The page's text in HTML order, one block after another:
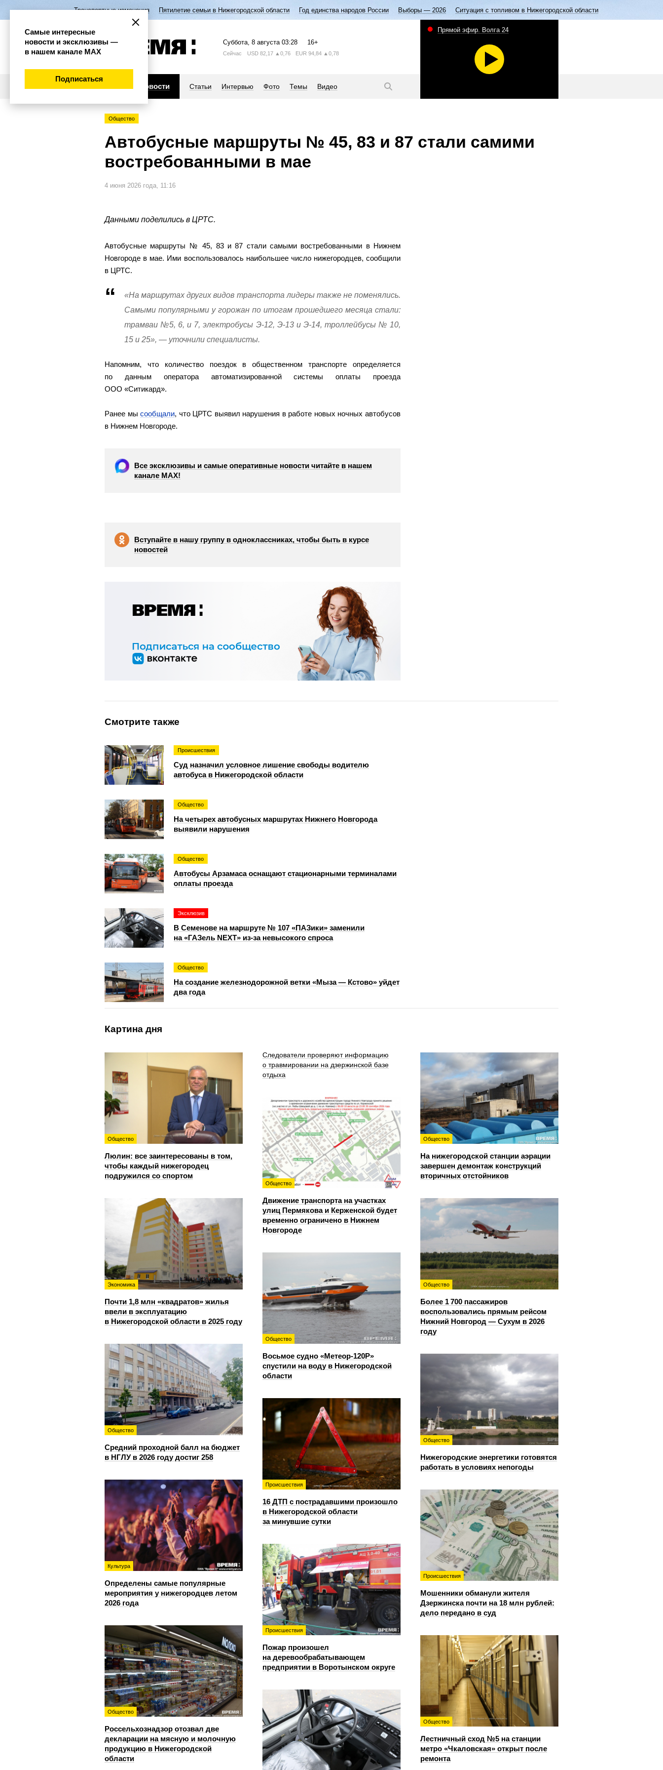
Транспортные изменения Пятилетие семьи в Нижегородской области Год единства народов России Выборы — 2026 Ситуация с топливом в Нижегородской области
Суббота, 8 августа 03:28 16+
Сейчас USD 82,17 ▲0,76 EUR 94,84 ▲0,78
Новости Статьи Интервью Фото Темы Видео
Прямой эфир. Волга 24
Общество
Автобусные маршруты № 45, 83 и 87 стали самими
востребованными в мае
4 июня 2026 года, 11:16
Данными поделились в ЦРТС.
Автобусные маршруты № 45, 83 и 87 стали самыми востребованными в Нижнем
Новгороде в мае. Ими воспользовалось наибольшее число нижегородцев, сообщили
в ЦРТС.
«На маршрутах других видов транспорта лидеры также не поменялись.
Самыми популярными у горожан по итогам прошедшего месяца стали:
трамваи №5, 6, и 7, электробусы Э-12, Э-13 и Э-14, троллейбусы № 10,
15 и 25», — уточнили специалисты.
Напомним, что количество поездок в общественном транспорте определяется
по данным оператора автоматизированной системы оплаты проезда
ООО «Ситикард».
Ранее мысообщали, что ЦРТС выявил нарушения в работе новых ночных автобусов
в Нижнем Новгороде.
Все эксклюзивы и самые оперативные новости читайте в нашем
канале МАХ!
Вступайте в нашу группу в одноклассниках, чтобы быть в курсе
новостей
Смотрите также
Происшествия
Суд назначил условное лишение свободы водителю
автобуса в Нижегородской области
Общество
На четырех автобусных маршрутах Нижнего Новгорода
выявили нарушения
Общество
Автобусы Арзамаса оснащают стационарными терминалами
оплаты проезда
Эксклюзив
В Семенове на маршруте № 107 «ПАЗики» заменили
на «ГАЗель NEXT» из‑за невысокого спроса
Общество
На создание железнодорожной ветки «Мыза — Кстово» уйдет
два года
Картина дня
Общество
Люлин: все заинтересованы в том,
чтобы каждый нижегородец
подружился со спортом
Следователи проверяют информацию
о травмировании на дзержинской базе
отдыха
Общество
На нижегородской станции аэрации
завершен демонтаж конструкций
вторичных отстойников
Общество
Движение транспорта на участках
улиц Пермякова и Керженской будет
временно ограничено в Нижнем
Новгороде
Экономика
Почти 1,8 млн «квадратов» жилья
ввели в эксплуатацию
в Нижегородской области в 2025 году
Общество
Более 1 700 пассажиров
воспользовались прямым рейсом
Нижний Новгород — Сухум в 2026
году
Общество
Восьмое судно «Метеор-120Р»
спустили на воду в Нижегородской
области
Общество
Средний проходной балл на бюджет
в НГЛУ в 2026 году достиг 258
Общество
Нижегородские энергетики готовятся
работать в условиях непогоды
Происшествия
16 ДТП с пострадавшими произошло
в Нижегородской области
за минувшие сутки
Культура
Определены самые популярные
мероприятия у нижегородцев летом
2026 года
Происшествия
Мошенники обманули жителя
Дзержинска почти на 18 млн рублей:
дело передано в суд
Происшествия
Пожар произошел
на деревообрабатывающем
предприятии в Воротынском округе
Общество
Россельхознадзор отозвал две
декларации на мясную и молочную
продукцию в Нижегородской
области
Общество
Лестничный сход №5 на станции
метро «Чкаловская» открыт после
ремонта
Самые интересные
новости и эксклюзивы —
в нашем канале МАХ
Подписаться